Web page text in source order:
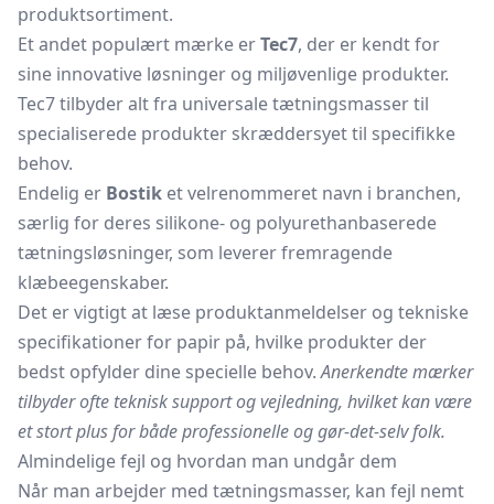
produktsortiment.
Et andet populært mærke erTec7, der er kendt for
sine innovative løsninger og miljøvenlige produkter.
Tec7 tilbyder alt fra universale tætningsmasser til
specialiserede produkter skræddersyet til specifikke
behov.
Endelig er Bostik et velrenommeret navn i branchen,
særlig for deres silikone- og polyurethanbaserede
tætningsløsninger, som leverer fremragende
klæbeegenskaber.
Det er vigtigt at læse produktanmeldelser og tekniske
specifikationer for papir på, hvilke produkter der
bedst opfylder dine specielle behov.Anerkendte mærker
tilbyder ofte teknisk support og vejledning, hvilket kan være
et stort plus for både professionelle og gør-det-selv folk.
Almindelige fejl og hvordan man undgår dem
Når man arbejder med tætningsmasser, kan fejl nemt